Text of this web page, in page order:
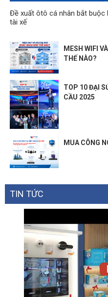
Đề xuất ôtô cá nhân bắt buộc
tài xế
MESH WIFI
THẾ NÀO?
TOP 10 ĐẠI
CẦU 2025
MUA CÔNG
TIN TỨC